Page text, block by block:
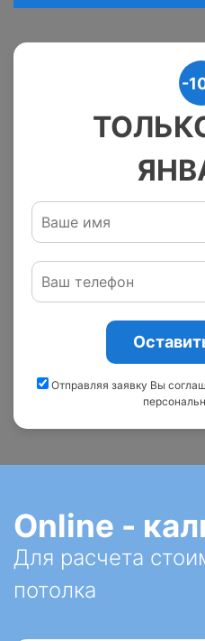
-
Отправляя заявку Вы
Online -
Для расчета
потолка